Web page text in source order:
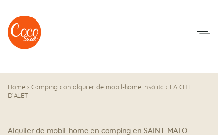
Ir al menú
Ir a los contenidos
Home › Camping con alquiler de mobil-home insólita › LA CITE
D’ALET
Alquiler de mobil-home en camping en SAINT-MALO